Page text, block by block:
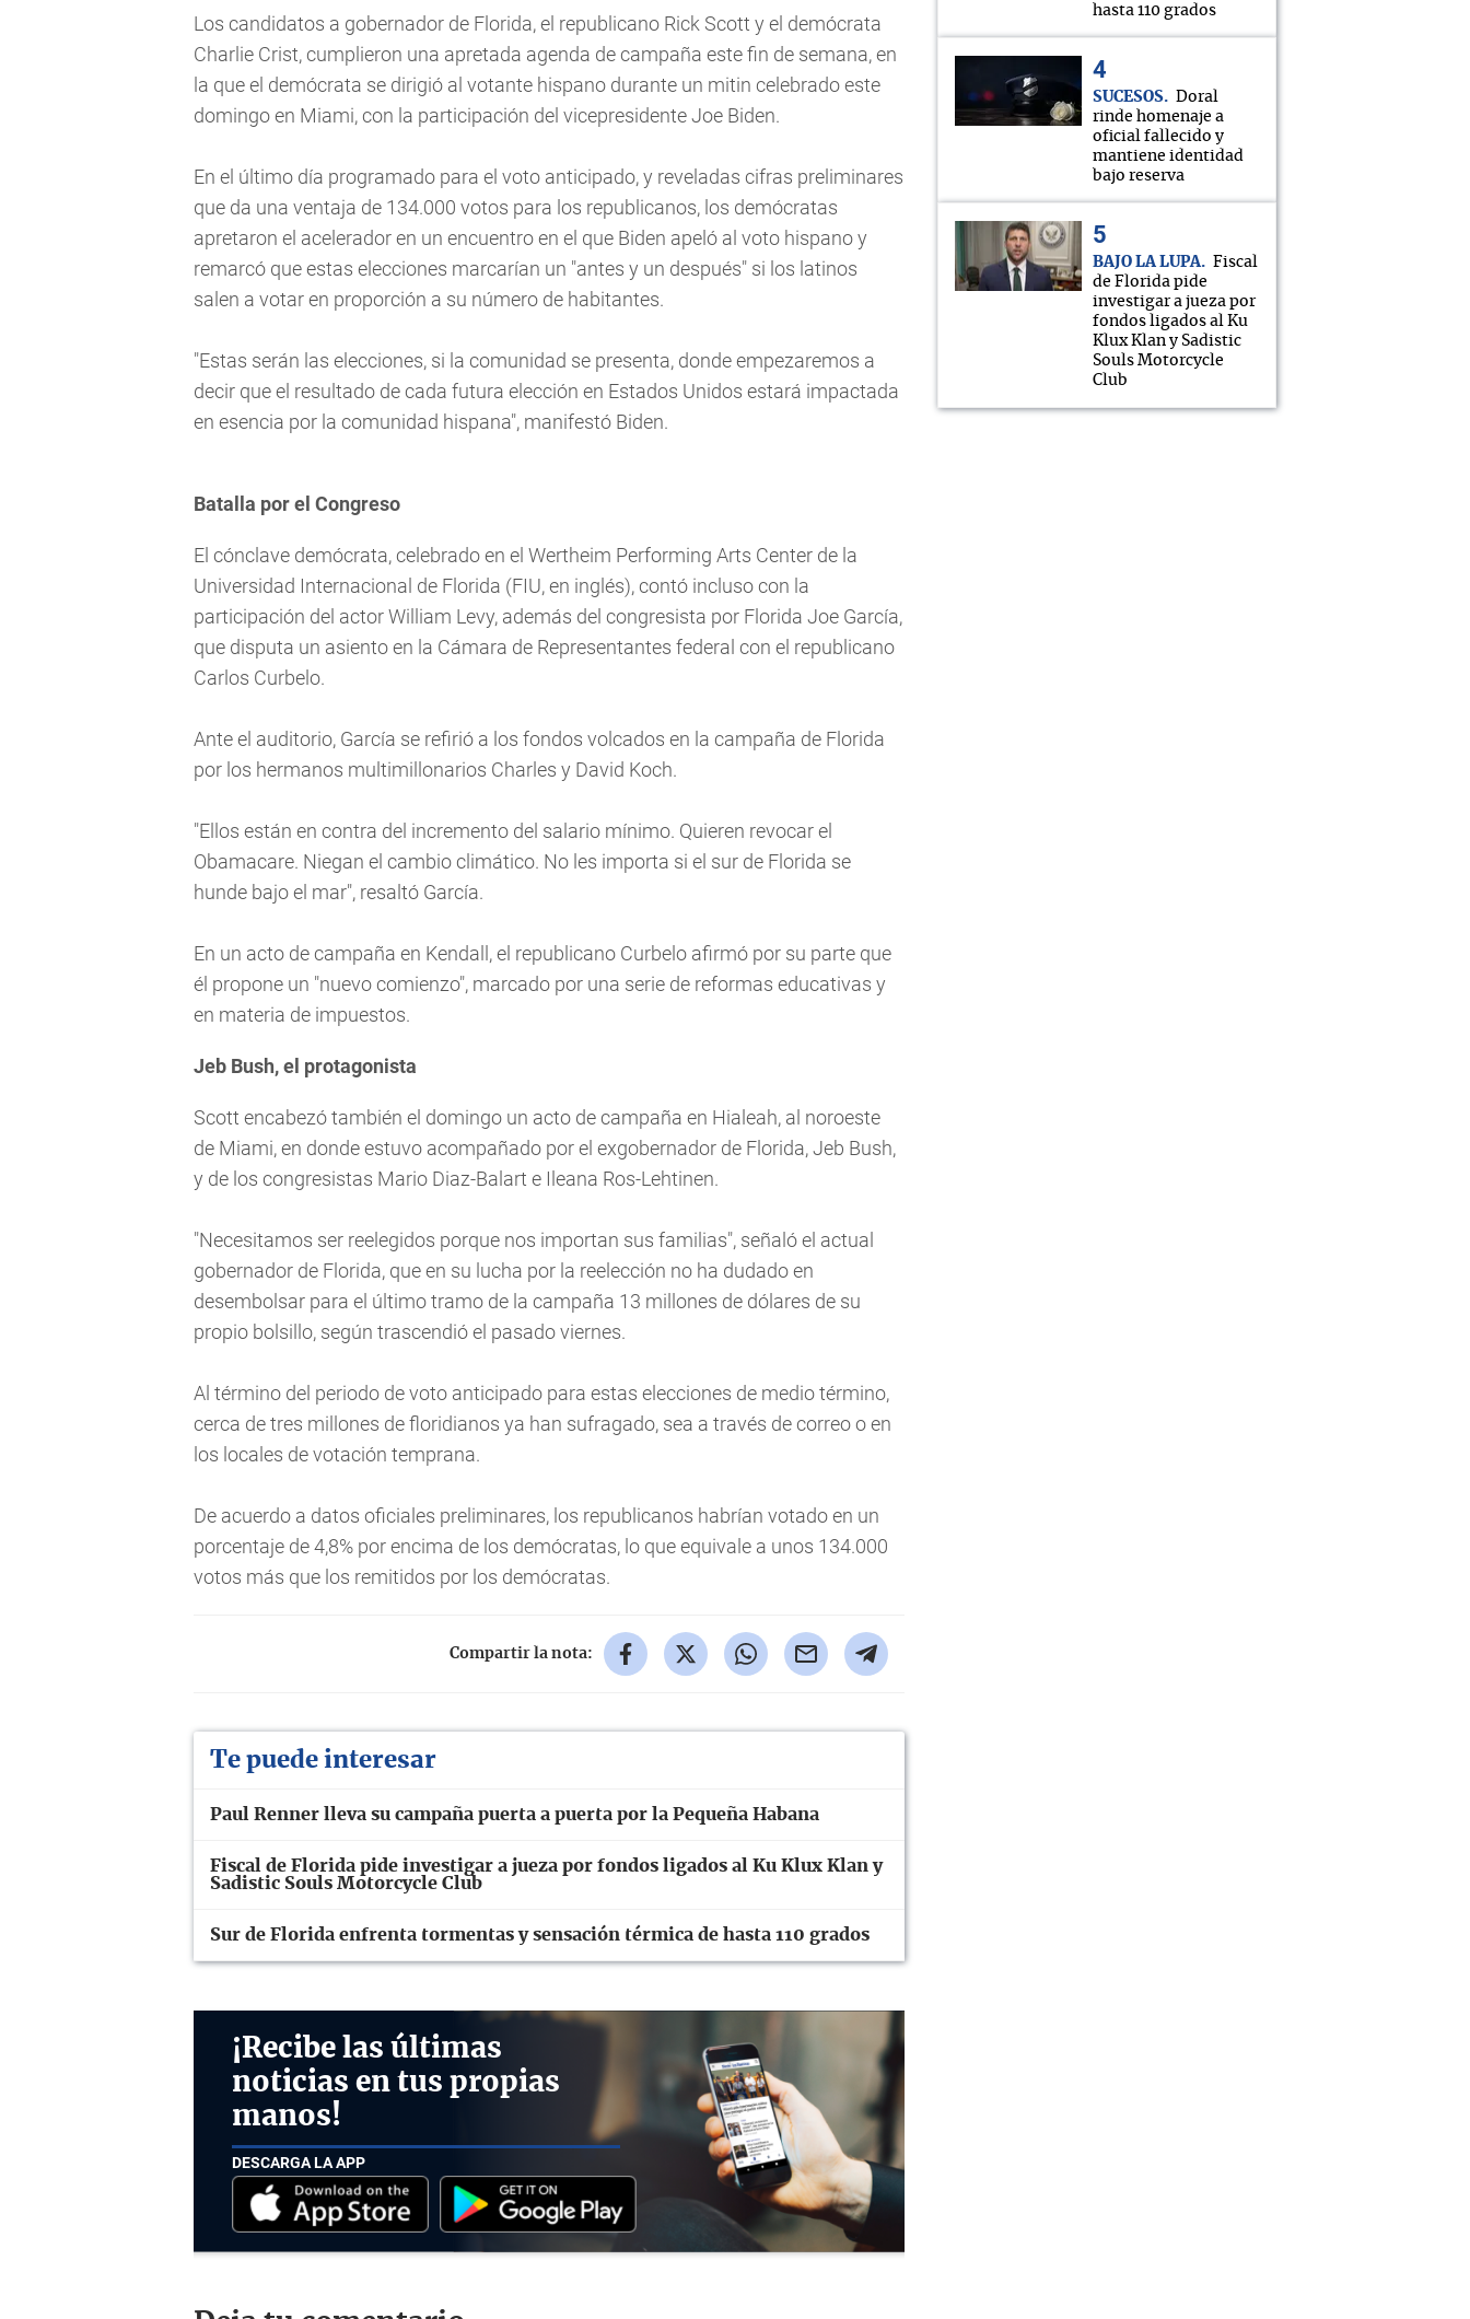
Los candidatos a gobernador de Florida, el republicano Rick Scott y el demócrata
Charlie Crist, cumplieron una apretada agenda de campaña este fin de semana, en
la que el demócrata se dirigió al votante hispano durante un mitin celebrado este
domingo en Miami, con la participación del vicepresidente Joe Biden.
En el último día programado para el voto anticipado, y reveladas cifras preliminares
que da una ventaja de 134.000 votos para los republicanos, los demócratas
apretaron el acelerador en un encuentro en el que Biden apeló al voto hispano y
remarcó que estas elecciones marcarían un "antes y un después" si los latinos
salen a votar en proporción a su número de habitantes.
"Estas serán las elecciones, si la comunidad se presenta, donde empezaremos a
decir que el resultado de cada futura elección en Estados Unidos estará impactada
en esencia por la comunidad hispana", manifestó Biden.
Batalla por el Congreso
El cónclave demócrata, celebrado en el Wertheim Performing Arts Center de la
Universidad Internacional de Florida (FIU, en inglés), contó incluso con la
participación del actor William Levy, además del congresista por Florida Joe García,
que disputa un asiento en la Cámara de Representantes federal con el republicano
Carlos Curbelo.
Ante el auditorio, García se refirió a los fondos volcados en la campaña de Florida
por los hermanos multimillonarios Charles y David Koch.
"Ellos están en contra del incremento del salario mínimo. Quieren revocar el
Obamacare. Niegan el cambio climático. No les importa si el sur de Florida se
hunde bajo el mar", resaltó García.
En un acto de campaña en Kendall, el republicano Curbelo afirmó por su parte que
él propone un "nuevo comienzo", marcado por una serie de reformas educativas y
en materia de impuestos.
Jeb Bush, el protagonista
Scott encabezó también el domingo un acto de campaña en Hialeah, al noroeste
de Miami, en donde estuvo acompañado por el exgobernador de Florida, Jeb Bush,
y de los congresistas Mario Diaz-Balart e Ileana Ros-Lehtinen.
"Necesitamos ser reelegidos porque nos importan sus familias", señaló el actual
gobernador de Florida, que en su lucha por la reelección no ha dudado en
desembolsar para el último tramo de la campaña 13 millones de dólares de su
propio bolsillo, según trascendió el pasado viernes.
Al término del periodo de voto anticipado para estas elecciones de medio término,
cerca de tres millones de floridianos ya han sufragado, sea a través de correo o en
los locales de votación temprana.
De acuerdo a datos oficiales preliminares, los republicanos habrían votado en un
porcentaje de 4,8% por encima de los demócratas, lo que equivale a unos 134.000
votos más que los remitidos por los demócratas.
Compartir la nota:
Te puede interesar
Paul Renner lleva su campaña puerta a puerta por la Pequeña Habana
Fiscal de Florida pide investigar a jueza por fondos ligados al Ku Klux Klan y
Sadistic Souls Motorcycle Club
Sur de Florida enfrenta tormentas y sensación térmica de hasta 110 grados
¡Recibe las últimas
noticias en tus propias
manos!
DESCARGA LA APP
hasta 110 grados
SUCESOS
Doral
rinde homenaje a
oficial fallecido y
mantiene identidad
bajo reserva
BAJO LA LUPA
Fiscal
de Florida pide
investigar a jueza por
fondos ligados al Ku
Klux Klan y Sadistic
Souls Motorcycle
Club